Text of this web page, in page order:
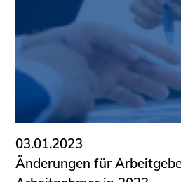
03.01.2023
Änderungen für